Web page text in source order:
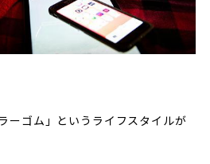
ーゴム」というライフスタイルが